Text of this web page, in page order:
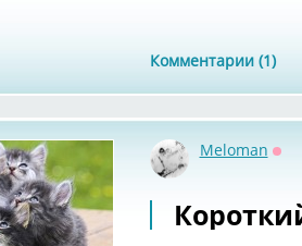
Комментарии (1)
Meloman